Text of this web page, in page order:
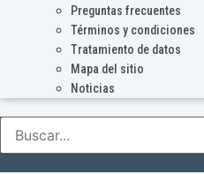
Preguntas frecuentes
Términos y condiciones
Tratamiento de datos
Mapa del sitio
Noticias